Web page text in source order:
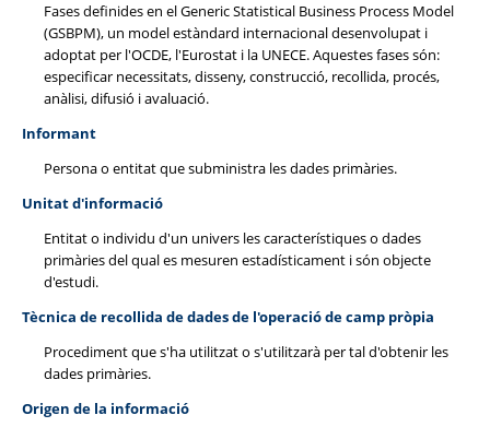
Fases definides en el Generic Statistical Business Process Model
(GSBPM), un model estàndard internacional desenvolupat i
adoptat per l'OCDE, l'Eurostat i la UNECE. Aquestes fases són:
especificar necessitats, disseny, construcció, recollida, procés,
anàlisi, difusió i avaluació.
Informant
Persona o entitat que subministra les dades primàries.
Unitat d'informació
Entitat o individu d'un univers les característiques o dades
primàries del qual es mesuren estadísticament i són objecte
d'estudi.
Tècnica de recollida de dades de l'operació de camp pròpia
Procediment que s'ha utilitzat o s'utilitzarà per tal d'obtenir les
dades primàries.
Origen de la informació